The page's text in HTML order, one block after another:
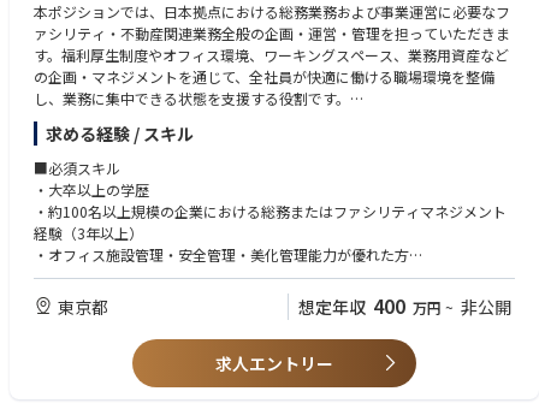
本ポジションでは、日本拠点における総務業務および事業運営に必要なフ
ァシリティ・不動産関連業務全般の企画・運営・管理を担っていただきま
す。福利厚生制度やオフィス環境、ワーキングスペース、業務用資産など
の企画・マネジメントを通じて、全社員が快適に働ける職場環境を整備
し、業務に集中できる状態を支援する役割です。
また、社員のニーズを継続的に把握・モニタリングしながら改善領域を特
定し、福利厚生制度のアップデートやワークスペース運営の高度化を推進
します。企業理念や多様な人材の特性を反映した環境づくりに貢献し、組
織全体の生産性向上を支える重要なポジションです。
◆主な業務内容
・オフィスおよび社内施設の運営・管理（業務関連施設、社宅等を含む）
用）
・社内制度および福利厚生施策の運用・改善
・外部ベンダー／提携先との連携による福利厚生施策の拡充・運営
・安全衛生管理および職場環境の維持・改善
・総務関連業務全般
求める経験 / スキル
■必須スキル
・大卒以上の学歴
・約100名以上規模の企業における総務またはファシリティマネジメント
経験（3年以上）
・オフィス施設管理・安全管理・美化管理能力が優れた方
・オフィス環境の改善・向上、構成員の業務効率向上に向けて、自ら考え
行動に移せる方
・ステークホルダーとタイムリーにコミュニケーションを取り、正確に情
報を伝達できる方
東京都 想定年収 400 万円 ~ 非公開
求人エントリー